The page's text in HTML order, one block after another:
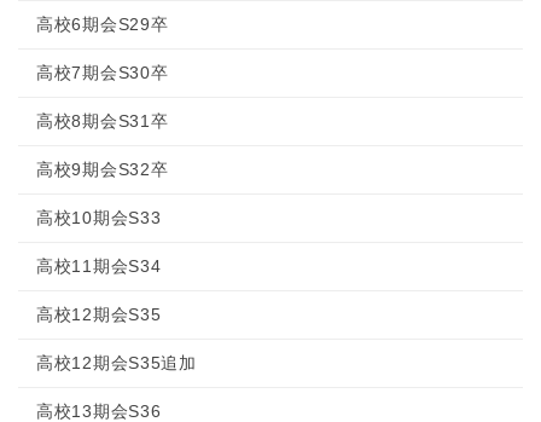
高校6期会S29卒
高校7期会S30卒
高校8期会S31卒
高校9期会S32卒
高校10期会S33
高校11期会S34
高校12期会S35
高校12期会S35追加
高校13期会S36